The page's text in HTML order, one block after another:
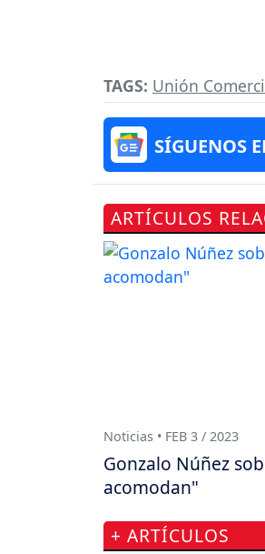
TAGS: Unión
SÍGUENOS
ARTÍCULOS
Noticias • FEB 3 / 2023
Gonzalo Núñez
acomodan"
+ ARTÍCULOS